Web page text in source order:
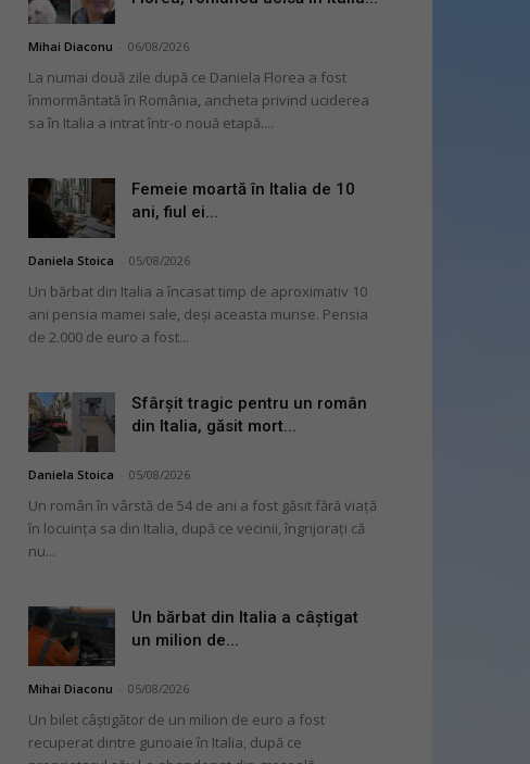
Mihai Diaconu 06/08/2026
La numai două zile după ce Daniela Florea a fost
înmormântată în România, ancheta privind uciderea
sa în Italia a intrat într-o nouă etapă....
Femeie moartă în Italia de 10
ani, fiul ei...
Daniela Stoica 05/08/2026
Un bărbat din Italia a încasat timp de aproximativ 10
ani pensia mamei sale, deși aceasta murise. Pensia
de 2.000 de euro a fost...
Sfârșit tragic pentru un român
din Italia, găsit mort...
Daniela Stoica 05/08/2026
Un român în vârstă de 54 de ani a fost găsit fără viață
în locuința sa din Italia, după ce vecinii, îngrijorați că
nu...
Un bărbat din Italia a câștigat
un milion de...
Mihai Diaconu 05/08/2026
Un bilet câștigător de un milion de euro a fost
recuperat dintre gunoaie în Italia, după ce